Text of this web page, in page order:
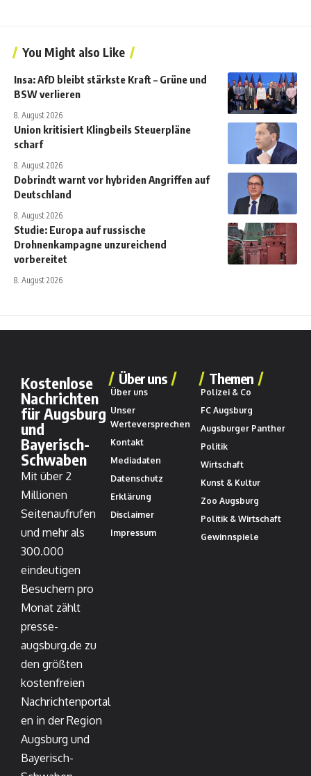
You Might also Like
Insa: AfD bleibt stärkste Kraft – Grüne und
BSW verlieren
8. August 2026
Union kritisiert Klingbeils Steuerpläne
scharf
8. August 2026
Dobrindt warnt vor hybriden Angriffen auf
Deutschland
8. August 2026
Studie: Europa auf russische
Drohnenkampagne unzureichend
vorbereitet
8. August 2026
Kostenlose
Nachrichten
für Augsburg
und
Bayerisch-
Schwaben
Mit über 2
Millionen
Seitenaufrufen
und mehr als
300.000
eindeutigen
Besuchern pro
Monat zählt
presse-
augsburg.de zu
den größten
kostenfreien
Nachrichtenportal
en in der Region
Augsburg und
Bayerisch-
Über uns
Über uns
Unser
Werteversprechen
Kontakt
Mediadaten
Datenschutz
Erklärung
Disclaimer
Impressum
Themen
Polizei & Co
FC Augsburg
Augsburger Panther
Politik
Wirtschaft
Kunst & Kultur
Zoo Augsburg
Politik & Wirtschaft
Gewinnspiele